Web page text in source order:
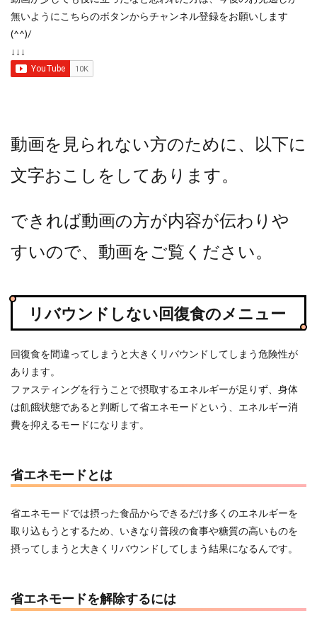
無いようにこちらのボタンからチャンネル登録をお願いします
(^^)/
↓↓↓
動画を見られない方のために、以下に
文字おこしをしてあります。
できれば動画の方が内容が伝わりや
すいので、動画をご覧ください。
リバウンドしない回復食のメニュー
回復食を間違ってしまうと大きくリバウンドしてしまう危険性が
あります。
ファスティングを行うことで摂取するエネルギーが足りず、身体
は飢餓状態であると判断して省エネモードという、エネルギー消
費を抑えるモードになります。
省エネモードとは
省エネモードでは摂った食品からできるだけ多くのエネルギーを
取り込もうとするため、いきなり普段の食事や糖質の高いものを
摂ってしまうと大きくリバウンドしてしまう結果になるんです。
省エネモードを解除するには